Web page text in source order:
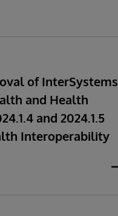
of InterSystems
and Health
and 2024.1.5
Interoperability